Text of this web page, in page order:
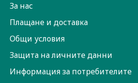
За нас
Плащане и доставка
Общи условия
Защита на личните данни
Информация за потребителите